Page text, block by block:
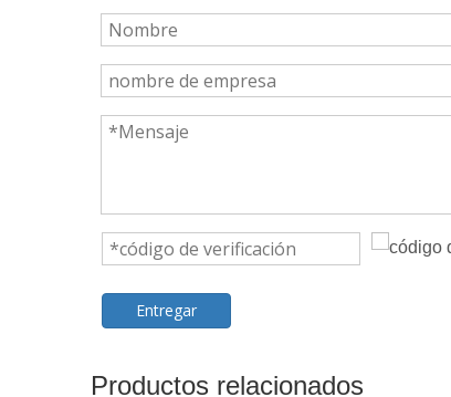
Entregar
Productos relacionados